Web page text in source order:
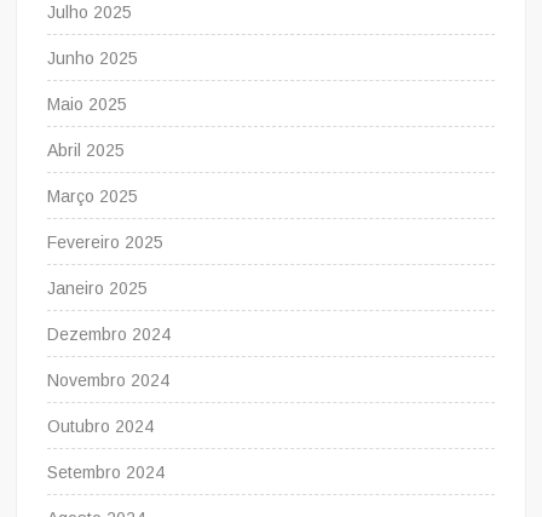
Julho 2025
Junho 2025
Maio 2025
Abril 2025
Março 2025
Fevereiro 2025
Janeiro 2025
Dezembro 2024
Novembro 2024
Outubro 2024
Setembro 2024